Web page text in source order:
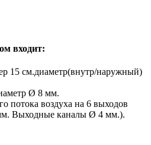
входит:
15 см.диаметр(внутр/наружный)
Ø 8 мм.
потока воздуха на 6 выходов
Выходные каналы Ø 4 мм.).